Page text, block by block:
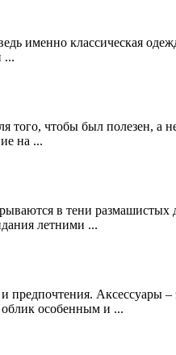
именно классическая
...
чтобы был полезен, а
на ...
в тени размашистых
летними ...
Аксессуары –
особенным и ...